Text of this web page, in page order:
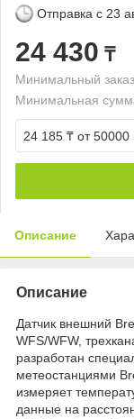
Отправка с 23
24 430 ₸
Минимальный
Минимальная
24 185 ₸ от 50000
Описание
Описание
Датчик внешний
WFS/WFW,
разработан
метеостанциями
измеряет
данные на